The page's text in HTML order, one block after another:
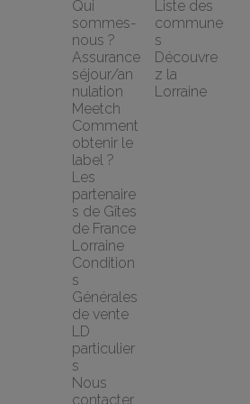
Qui
sommes-
nous ?
Assurance
séjour/an
nulation
Meetch
Comment
obtenir le
label ?
Les
partenaire
s de Gîtes
de France
Lorraine
Condition
s
Générales
de vente
LD
particulier
s
Nous
contacter
Liste des
commune
s
Découvre
z la
Lorraine